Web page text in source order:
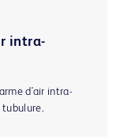
intra-
d'air intra-
tubulure.